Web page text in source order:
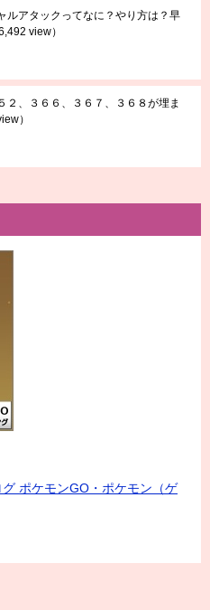
ルアタックってなに？やり方は？早
view）
２、３６６、３６７、３６８が埋ま
）